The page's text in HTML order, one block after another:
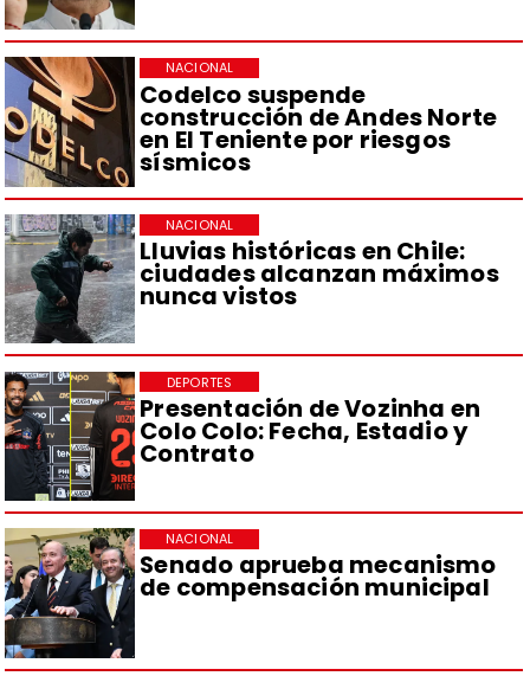
Codelco suspende
construcción de Andes Norte
en El Teniente por riesgos
sísmicos
NACIONAL
Lluvias históricas en Chile:
ciudades alcanzan máximos
nunca vistos
NACIONAL
Presentación de Vozinha en
Colo Colo: Fecha, Estadio y
Contrato
DEPORTES
Senado aprueba mecanismo
de compensación municipal
NACIONAL